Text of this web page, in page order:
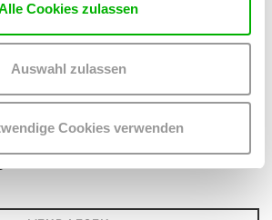
Cookies zulassen
Auswahl zulassen
Cookies verwenden
ART, MESS AND RADICAL KINSHIP
– DAS DURCHEINANDER – DIE